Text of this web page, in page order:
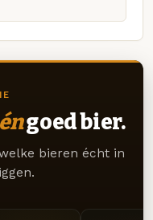
goed bier.
bieren écht in